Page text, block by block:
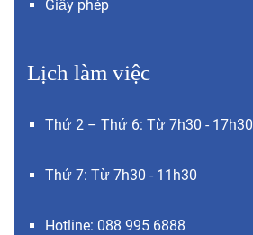
Giấy phép
Lịch làm việc
Thứ 2 – Thứ 6: Từ 7h30 - 17h30
Thứ 7: Từ 7h30 - 11h30
Hotline: 088 995 6888